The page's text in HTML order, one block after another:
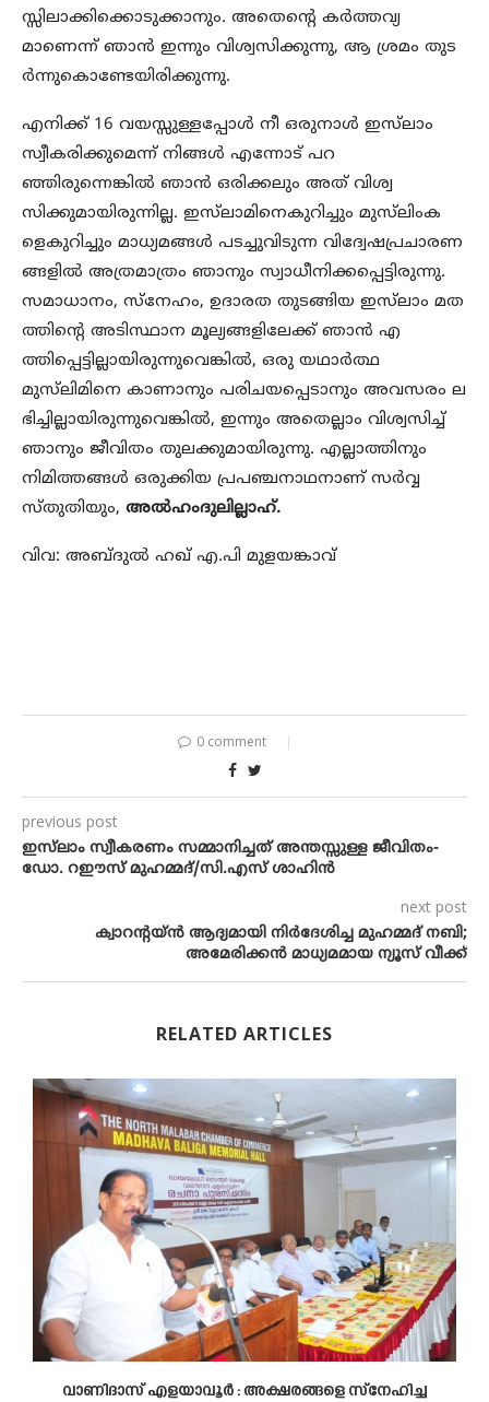
സ്സിലാക്കിക്കൊടുക്കാനും. അതെന്റെ കർത്തവ്യ
മാണെന്ന് ഞാൻ ഇന്നും വിശ്വസിക്കുന്നു, ആ ശ്രമം തുട
ർന്നുകൊണ്ടേയിരിക്കുന്നു.
എനിക്ക് 16 വയസ്സുള്ളപ്പോൾ നീ ഒരുനാൾ ഇസ്‌ലാം
സ്വീകരിക്കുമെന്ന് നിങ്ങൾ എന്നോട് പറ
ഞ്ഞിരുന്നെങ്കിൽ ഞാൻ ഒരിക്കലും അത് വിശ്വ
സിക്കുമായിരുന്നില്ല. ഇസ്‍ലാമിനെകുറിച്ചും മുസ്‍ലിംക
ളെകുറിച്ചും മാധ്യമങ്ങൾ പടച്ചുവിടുന്ന വിദ്വേഷപ്രചാരണ
ങ്ങളിൽ അത്രമാത്രം ഞാനും സ്വാധീനിക്കപ്പെട്ടിരുന്നു.
സമാധാനം, സ്‌നേഹം, ഉദാരത തുടങ്ങിയ ഇസ്‌ലാം മത
ത്തിന്റെ അടിസ്ഥാന മൂല്യങ്ങളിലേക്ക് ഞാൻ എ
ത്തിപ്പെട്ടില്ലായിരുന്നുവെങ്കിൽ, ഒരു യഥാർത്ഥ
മുസ്‌ലിമിനെ കാണാനും പരിചയപ്പെടാനും അവസരം ല
ഭിച്ചില്ലായിരുന്നുവെങ്കിൽ, ഇന്നും അതെല്ലാം വിശ്വസിച്ച്
ഞാനും ജീവിതം തുലക്കുമായിരുന്നു. എല്ലാത്തിനും
നിമിത്തങ്ങൾ ഒരുക്കിയ പ്രപഞ്ചനാഥനാണ് സർവ്വ
സ്തുതിയും, അൽഹംദുലില്ലാഹ്.
വിവ: അബ്ദുല്‍ ഹഖ് എ.പി മുളയങ്കാവ്
0 comment
previous post
ഇസ്‌ലാം സ്വീകരണം സമ്മാനിച്ചത് അന്തസ്സുള്ള ജീവിതം-
ഡോ. റഈസ് മുഹമ്മദ്/സി.എസ് ശാഹിന്‍
next post
ക്വാറന്റയ്ന്‍ ആദ്യമായി നിര്‍ദേശിച്ച മുഹമ്മദ് നബി;
അമേരിക്കന്‍ മാധ്യമമായ ന്യൂസ് വീക്ക്
RELATED ARTICLES
വാണിദാസ് എളയാവൂർ : അക്ഷരങ്ങളെ സ്നേഹിച്ച